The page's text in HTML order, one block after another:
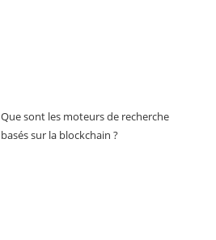
Que sont les moteurs de recherche
basés sur la blockchain ?